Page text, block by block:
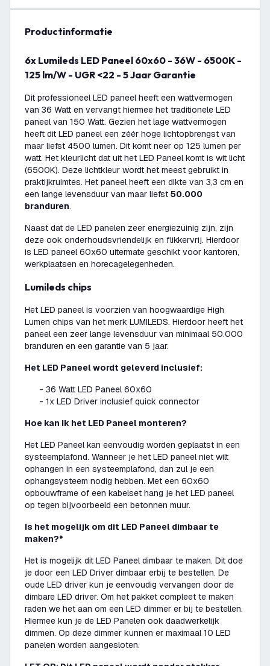
productinformatie
6x Lumileds LED Paneel 60x60 - 36W - 6500K -
125 lm/W - UGR <22 - 5 Jaar Garantie
Dit professioneel LED paneel heeft een wattvermogen
van 36 Watt en vervangt hiermee het traditionele LED
paneel van 150 Watt. Gezien het lage wattvermogen
heeft dit LED paneel een zéér hoge lichtopbrengst van
maar liefst 4500 lumen. Dit komt neer op 125 lumen per
watt. Het kleurlicht dat uit het LED Paneel komt is wit licht
(6500K). Deze lichtkleur wordt het meest gebruikt in
praktijkruimtes. Het paneel heeft een dikte van 3,3 cm en
een lange levensduur van maar liefst 50.000
branduren.
Naast dat de LED panelen zeer energiezuinig zijn, zijn
deze ook onderhoudsvriendelijk en flikkervrij. Hierdoor
is LED paneel 60x60 uitermate geschikt voor kantoren,
werkplaatsen en horecagelegenheden.
Lumileds chips
Het LED paneel is voorzien van hoogwaardige High
Lumen chips van het merk LUMILEDS. Hierdoor heeft het
paneel een zeer lange levensduur van minimaal 50.000
branduren en een garantie van 5 jaar.
Het LED Paneel wordt geleverd inclusief:
- 36 Watt LED Paneel 60x60
- 1x LED Driver inclusief quick connector
Hoe kan ik het LED Paneel monteren?
Het LED Paneel kan eenvoudig worden geplaatst in een
systeemplafond. Wanneer je het LED paneel niet wilt
ophangen in een systeemplafond, dan zul je een
ophangsysteem nodig hebben. Met een 60x60
opbouwframe of een kabelset hang je het LED paneel
op tegen bijvoorbeeld een betonnen muur.
Is het mogelijk om dit LED Paneel dimbaar te
maken?*
Het is mogelijk dit LED Paneel dimbaar te maken. Dit doe
je door een LED Driver dimbaar erbij te bestellen. De
oude LED driver kun je eenvoudig vervangen door de
dimbare LED driver. Om het pakket compleet te maken
raden we het aan om een LED dimmer er bij te bestellen.
Hiermee kun je de LED Panelen ook daadwerkelijk
dimmen. Op deze dimmer kunnen er maximaal 10 LED
panelen worden aangesloten.